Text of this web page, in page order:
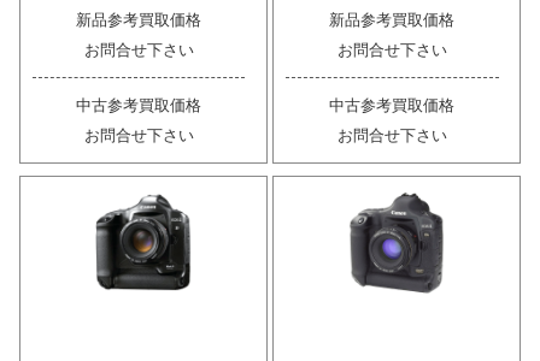
新品参考買取価格
お問合せ下さい
中古参考買取価格
お問合せ下さい
新品参考買取価格
お問合せ下さい
中古参考買取価格
お問合せ下さい